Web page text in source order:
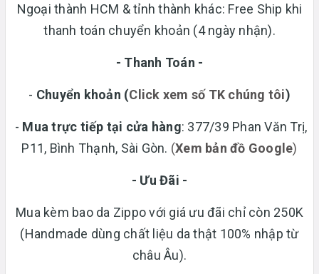
Ngoại thành HCM & tỉnh thành khác: Free Ship khi
thanh toán chuyển khoản (4 ngày nhận).
- Thanh Toán -
- Chuyển khoản (Click xem số TK chúng tôi)
- Mua trực tiếp tại cửa hàng: 377/39 Phan Văn Trị,
P11, Bình Thạnh, Sài Gòn. (Xem bản đồ Google)
- Ưu Đãi -
Mua kèm bao da Zippo với giá ưu đãi chỉ còn 250K
(Handmade dùng chất liệu da thật 100% nhập từ
châu Âu).